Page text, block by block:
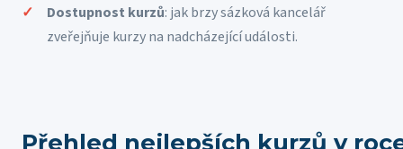
Dostupnost kurzů: jak brzy sázková kancelář
zveřejňuje kurzy na nadcházející události.
Přehled nejlepších kurzů v